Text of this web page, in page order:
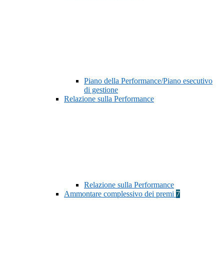
Piano della Performance/Piano esecutivo
di gestione
Relazione sulla Performance
Relazione sulla Performance
Ammontare complessivo dei premi 7